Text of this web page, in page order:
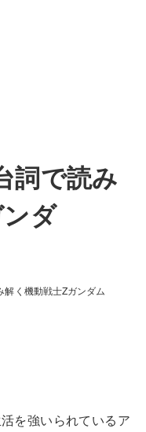
詞で読み
ダ
解く機動戦士Zガンダム
を強いられているア